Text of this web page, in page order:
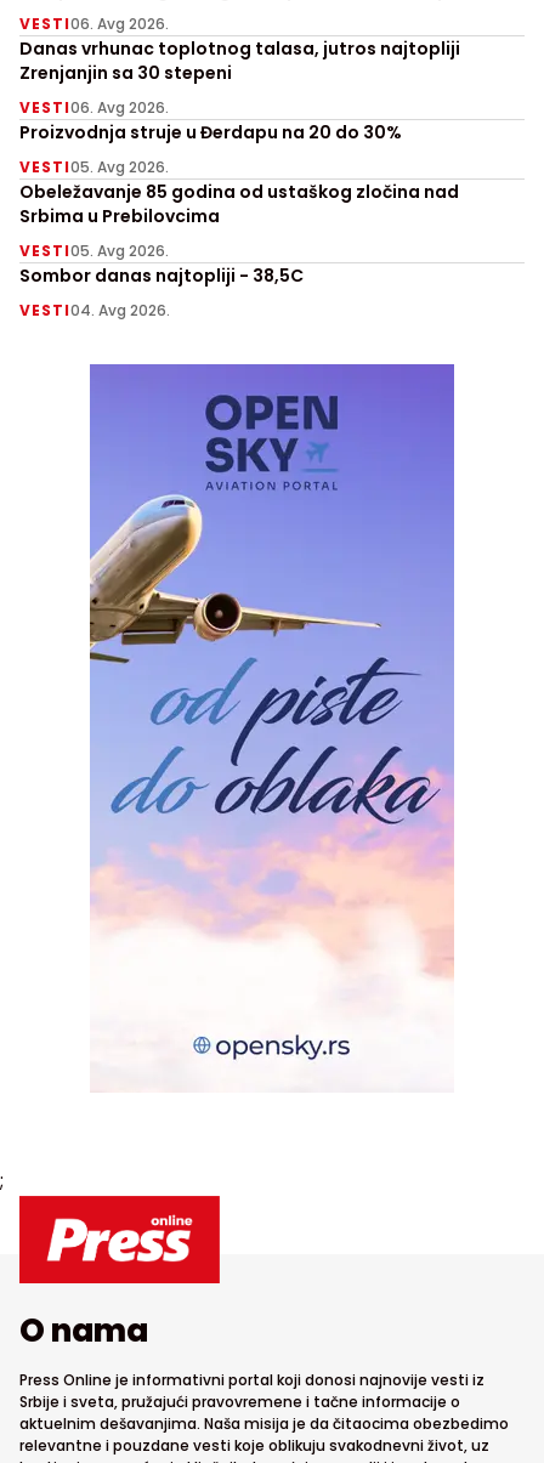
VESTI06. Avg 2026.
Danas vrhunac toplotnog talasa, jutros najtopliji
Zrenjanjin sa 30 stepeni
VESTI06. Avg 2026.
Proizvodnja struje u Đerdapu na 20 do 30%
VESTI05. Avg 2026.
Obeležavanje 85 godina od ustaškog zločina nad
Srbima u Prebilovcima
VESTI05. Avg 2026.
Sombor danas najtopliji - 38,5C
VESTI04. Avg 2026.
;
O nama
Press Online je informativni portal koji donosi najnovije vesti iz
Srbije i sveta, pružajući pravovremene i tačne informacije o
aktuelnim dešavanjima. Naša misija je da čitaocima obezbedimo
relevantne i pouzdane vesti koje oblikuju svakodnevni život, uz